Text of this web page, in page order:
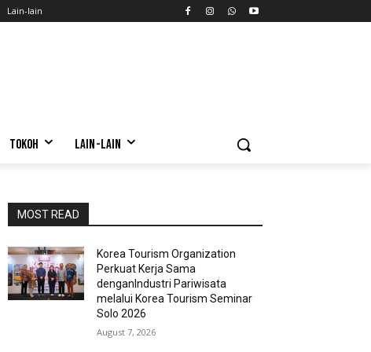
Lain-lain
TOKOH LAIN-LAIN
MOST READ
Korea Tourism Organization
Perkuat Kerja Sama
denganIndustri Pariwisata
melalui Korea Tourism Seminar
Solo 2026
August 7, 2026